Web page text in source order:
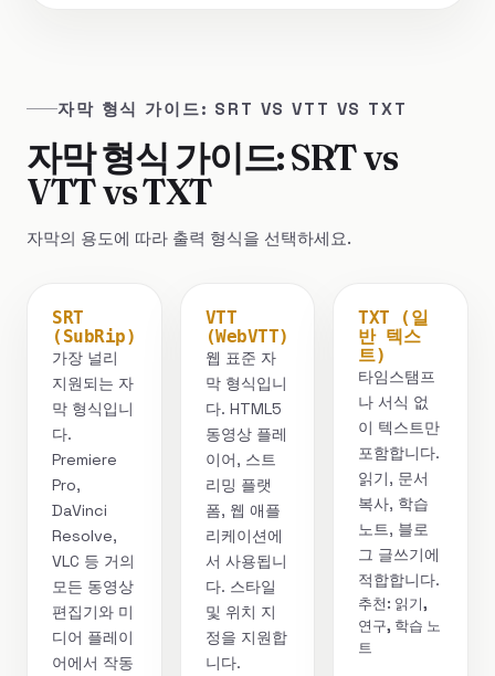
자막 형식 가이드: SRT VS VTT VS TXT
자막 형식 가이드: SRT vs
VTT vs TXT
자막의 용도에 따라 출력 형식을 선택하세요.
SRT
(SubRip)
가장 널리
지원되는 자
막 형식입니
다.
Premiere
Pro,
DaVinci
Resolve,
VLC 등 거의
모든 동영상
편집기와 미
디어 플레이
어에서 작동
VTT
(WebVTT)
웹 표준 자
막 형식입니
다. HTML5
동영상 플레
이어, 스트
리밍 플랫
폼, 웹 애플
리케이션에
서 사용됩니
다. 스타일
및 위치 지
정을 지원합
니다.
TXT (일
반 텍스
트)
타임스탬프
나 서식 없
이 텍스트만
포함합니다.
읽기, 문서
복사, 학습
노트, 블로
그 글쓰기에
적합합니다.
추천: 읽기,
연구, 학습 노
트